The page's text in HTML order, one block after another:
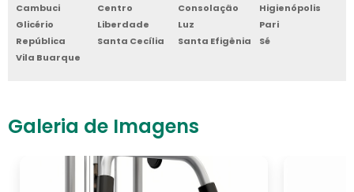
Cambuci
Centro Consolação
Higienópolis
Glicério
Liberdade Luz
Pari
República
Santa Cecília Santa Efigênia
Sé
Vila Buarque
Galeria de Imagens